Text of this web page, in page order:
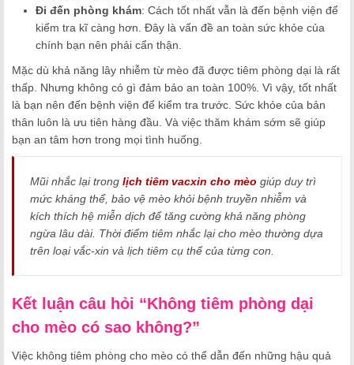
Đi đến phòng khám: Cách tốt nhất vẫn là đến bệnh viện để
kiểm tra kĩ càng hơn. Đây là vấn đề an toàn sức khỏe của
chính bạn nên phải cẩn thận.
Mặc dù khả năng lây nhiễm từ mèo đã được tiêm phòng dại là rất
thấp. Nhưng không có gì đảm bảo an toàn 100%. Vì vậy, tốt nhất
là bạn nên đến bệnh viện để kiểm tra trước. Sức khỏe của bản
thân luôn là ưu tiên hàng đầu. Và việc thăm khám sớm sẽ giúp
bạn an tâm hơn trong mọi tình huống.
Mũi nhắc lại trong lịch tiêm vacxin cho mèo giúp duy trì
mức kháng thể, bảo vệ mèo khỏi bệnh truyền nhiễm và
kích thích hệ miễn dịch để tăng cường khả năng phòng
ngừa lâu dài. Thời điểm tiêm nhắc lại cho mèo thường dựa
trên loại vắc-xin và lịch tiêm cụ thể của từng con.
Kết luận câu hỏi “Không tiêm phòng dại
cho mèo có sao không?”
Việc không tiêm phòng cho mèo có thể dẫn đến những hậu quả